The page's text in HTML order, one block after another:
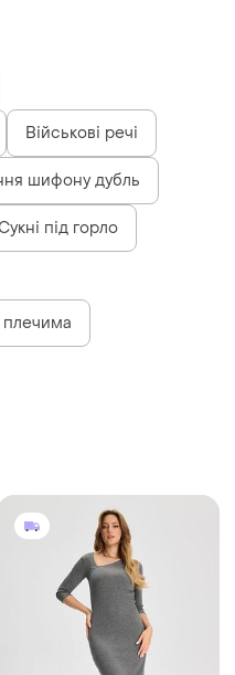
Військові речі
шифону дубль
під горло
плечима